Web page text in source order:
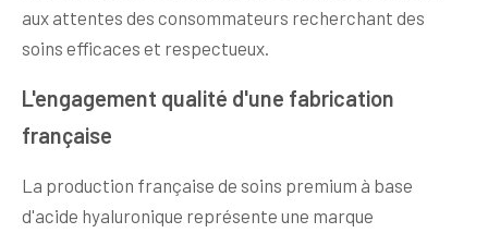
aux attentes des consommateurs recherchant des
soins efficaces et respectueux.
L'engagement qualité d'une fabrication
française
La production française de soins premium à base
d'acide hyaluronique représente une marque